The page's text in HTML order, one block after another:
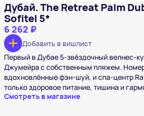
Дубай. The Retreat Palm
Sofitel 5*
6 262 ₽
Добавить в вишлист
Первый в Дубае 5-звёздочный велнес-
Джумейра с собственным пляжем.
вдохновлённые фэн-шуй, и спа-центр
только здоровое питание, тишина и
Смотреть в магазине